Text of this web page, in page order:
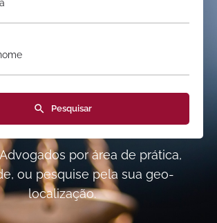
Pesquisar
por área de prática,
ou pesquise pela sua geo-
localização.